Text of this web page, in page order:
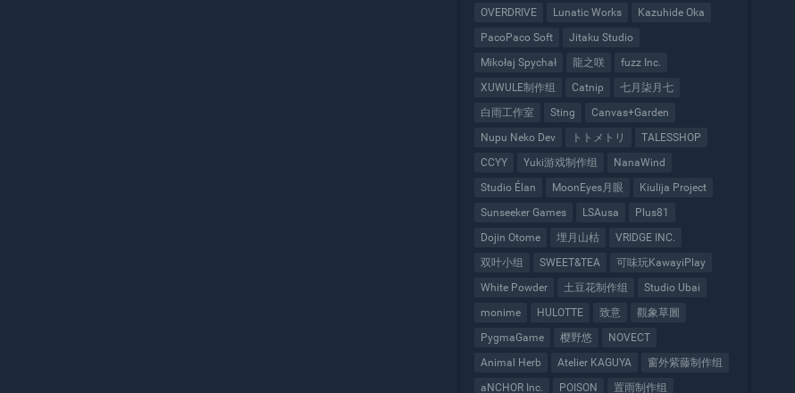
OVERDRIVE
Lunatic Works
Kazuhide Oka
PacoPaco Soft
Jitaku Studio
Mikołaj Spychał
龍之咲
fuzz Inc.
XUWULE制作组
Catnip
七月柒月七
白雨工作室
Sting
Canvas+Garden
Nupu Neko Dev
トトメトリ
TALESSHOP
CCYY
Yuki游戏制作组
NanaWind
Studio Élan
MoonEyes月眼
Kiulija Project
Sunseeker Games
LSAusa
Plus81
Dojin Otome
埋月山枯
VRIDGE INC.
双叶小组
SWEET&TEA
可味玩KawayiPlay
White Powder
土豆花制作组
Studio Ubai
monime
HULOTTE 致意
觀象草圖
PygmaGame
樱野悠
NOVECT
Animal Herb
Atelier KAGUYA
窗外紫藤制作组
aNCHOR Inc.
POISON
置雨制作组